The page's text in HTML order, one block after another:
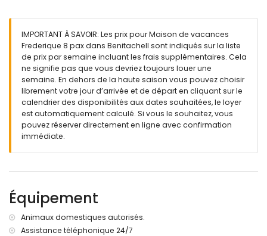
toilettes
Intérieur de l'appartement intérieur
chambre climatisée avec lit double
salle de bains avec lavabo simple, douche et toilettes
Extérieur de cette maison de vacances
terrain clôturé
piscine privée mesurant 10m x 5m et profonde de 2m
transats
coin salon extérieur et coin repas extérieur
2 places de parking privées
Informations supplémentaires
IMPORTANT À SAVOIR: Les prix pour Maison de vacances
Frederique 8 pax dans Benitachell sont indiqués sur la liste
de prix par semaine incluant les frais supplémentaires. Cela
ne signifie pas que vous devriez toujours louer une
semaine. En dehors de la haute saison vous pouvez choisir
librement votre jour d’arrivée et de départ en cliquant sur le
calendrier des disponibilités aux dates souhaitées, le loyer
est automatiquement calculé. Si vous le souhaitez, vous
pouvez réserver directement en ligne avec confirmation
immédiate.
Équipement
Animaux domestiques autorisés.
Assistance téléphonique 24/7